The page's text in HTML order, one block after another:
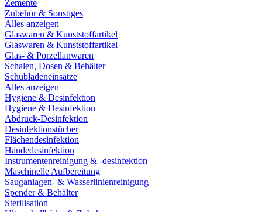
Zemente
Zubehör & Sonstiges
Alles anzeigen
Glaswaren & Kunststoffartikel
Glaswaren & Kunststoffartikel
Glas- & Porzellanwaren
Schalen, Dosen & Behälter
Schubladeneinsätze
Alles anzeigen
Hygiene & Desinfektion
Hygiene & Desinfektion
Abdruck-Desinfektion
Desinfektionstücher
Flächendesinfektion
Händedesinfektion
Instrumentenreinigung & -desinfektion
Maschinelle Aufbereitung
Sauganlagen- & Wasserlinienreinigung
Spender & Behälter
Sterilisation